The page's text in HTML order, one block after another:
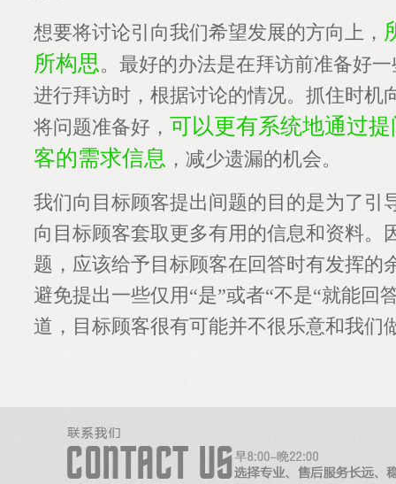
想要将讨论引向我们希望发展的方向上，
所构思。最好的办法是在拜访前准备好
进行拜访时，根据讨论的情况。抓住时机
将问题准备好， 可以更有系统地通过
客的需求信息 ，减少遗漏的机会。
我们向目标顾客提出间题的目的是为了引
向目标顾客套取更多有用的信息和资料。
题，应该给予目标顾客在回答时有发挥的
避免提出一些仅用“是”或者“不是“就能回
道，目标顾客很有可能并不很乐意和我们